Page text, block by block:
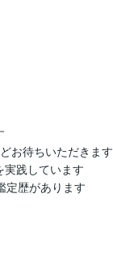
お待ちいただきます
実践しています
定歴があります